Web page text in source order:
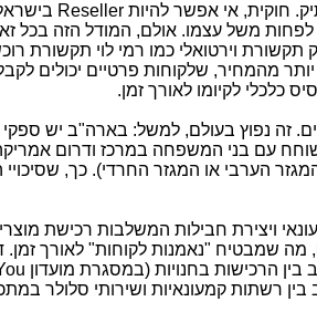
חוקית, אי אפשר להיותReseller
משל עצמו. אולם, המודל הזה בכל
וירטואלי כמו רמי לוי תקשורת
מהמחיר, שלקוחות פרטיים יכולים
כלכלי לקיומו לאורך זמן.
זה נפוץ בעולם, למשל: בארה"ב יש
עם בני המשפחה במרכז ודרום
הערבי או המגזר החרדי). כך,
ויצירת חבילות המשלבות רכישת
מה שמבטיח "נאמנות לקוחות" לאורך זמן.
בין הרכישות בחנויות (במסגרת מועדון
רשתות קמעונאיות ושירותי סלולר